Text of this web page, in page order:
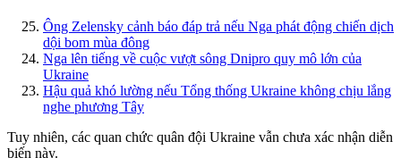
Ông Zelensky cảnh báo đáp trả nếu Nga phát động chiến dịch
dội bom mùa đông
Nga lên tiếng về cuộc vượt sông Dnipro quy mô lớn của
Ukraine
Hậu quả khó lường nếu Tổng thống Ukraine không chịu lắng
nghe phương Tây
Tuy nhiên, các quan chức quân đội Ukraine vẫn chưa xác nhận diễn
biến này.